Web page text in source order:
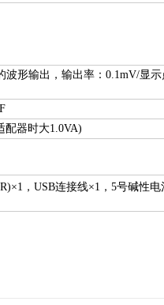
形输出，输出率：0.1mV/显示
配器时大1.0VA)
，USB连接线×1，5号碱性